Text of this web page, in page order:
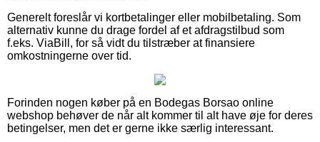
Generelt foreslår vi kortbetalinger eller mobilbetaling. Som
alternativ kunne du drage fordel af et afdragstilbud som
f.eks. ViaBill, for så vidt du tilstræber at finansiere
omkostningerne over tid.
Forinden nogen køber på en Bodegas Borsao online
webshop behøver de når alt kommer til alt have øje for deres
betingelser, men det er gerne ikke særlig interessant.